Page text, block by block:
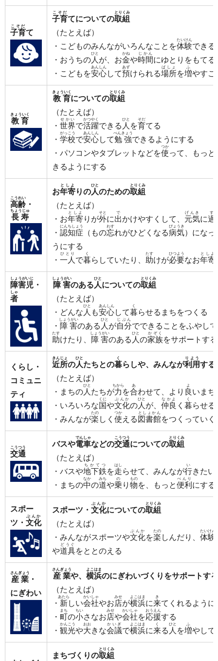
子育
こそだ
て
子育
こそだ
てについての取組
とりくみ
（たとえば）
・こどものみんながいろんなことを体験
たいけん
できる
・おうちの人
ひと
が、お金
かね
や時間
じかん
にゆとりをもて
・こどもを安心
あんしん
して預
あず
けられる場所
ばしょ
を増
ふ
やすこ
教育
きょういく
教育
きょういく
についての取組
とりくみ
（たとえば）
・ 世界
せかい
で活躍
かつやく
できる 人
ひと
を育
そだ
てる
・ 学校
がっこう
で安心
あんしん
して勉強
べんきょう
できるようにする
・パソコンやタブレットなどを使
つか
って、もっと
きるようにする
高齢
こうれい
・
長寿
ちょうじゅ
お年寄
としよ
りの人
ひと
のための取組
とりくみ
（たとえば）
・お年寄
としよ
りが外
そと
に出
で
かけやすくして、 元気
げんき
に過
す
・ 認知症
にんちしょう
（もの忘
わす
れがひどくなる病気
びょうき
）になっ
うにする
・ 一人
ひとり
で暮
く
らしていたり、 助
たす
けが必要
ひつよう
なお年寄
としよ
障害児
しょうがいじ
・
者
しゃ
障害
しょうがい
のある 人
ひと
についての取組
とりくみ
（たとえば）
・どんな 人
ひと
も安心
あんしん
して暮
く
らせるまちをつくる
・ 障害
しょうがい
のある 人
ひと
が自分
じぶん
でできることをふやし
助
たす
けたり、 障害
しょうがい
のある 人
ひと
の家族
かぞく
をサポートする
くらし・
コミュニ
ティ
近所
きんじょ
の人
ひと
たちとの暮
く
らしや、みんなが利用
りよう
する
（たとえば）
・まちの人
ひと
たちが力
ちから
を合
あ
わせて、より 良
よ
いまち
・いろいろな国
くに
や文化
ぶんか
の人
ひと
が、 仲良
なかよ
く 暮
く
らせる
・みんなが楽
たの
しく 使
つか
える 図書館
としょかん
をつくっていく
交通
こうつう バスや電車
でんしゃ
などの交通
こうつう
についての取組
とりくみ
（たとえば）
・バスや地下鉄
ちかてつ
を走
はし
らせて、みんなが行
い
きたい
・まちの中
なか
の道
みち
や乗
の
り 物
もの
を、もっと便利
べんり
にする
スポー
ツ・ 文化
ぶんか
スポーツ・ 文化
ぶんか
についての取組
とりくみ
（たとえば）
・みんながスポーツや文化
ぶんか
を楽
たの
しんだり、 体験
たいけん
や道具
どうぐ
をととのえる
産業
さんぎょう
・
にぎわい
産業
さんぎょう
や、 横浜
よこはま
のにぎわいづくりをサポートする
（たとえば）
・ 新
あたら
しい会社
かいしゃ
やお店
みせ
が横浜
よこはま
に来
き
てくれるように
・ 町
まち
の小
ちい
さなお店
みせ
や会社
かいしゃ
を応援
おうえん
する
・ 観光
かんこう
や大
おお
きな会議
かいぎ
で横浜
よこはま
に来
く
る 人
ひと
を増
ふ
やして
まちづくりの取組
とりくみ